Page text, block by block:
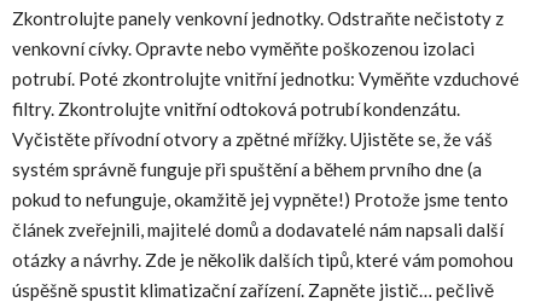
Zkontrolujte panely venkovní jednotky. Odstraňte nečistoty z
venkovní cívky. Opravte nebo vyměňte poškozenou izolaci
potrubí. Poté zkontrolujte vnitřní jednotku: Vyměňte vzduchové
filtry. Zkontrolujte vnitřní odtoková potrubí kondenzátu.
Vyčistěte přívodní otvory a zpětné mřížky. Ujistěte se, že váš
systém správně funguje při spuštění a během prvního dne (a
pokud to nefunguje, okamžitě jej vypněte!) Protože jsme tento
článek zveřejnili, majitelé domů a dodavatelé nám napsali další
otázky a návrhy. Zde je několik dalších tipů, které vám pomohou
úspěšně spustit klimatizační zařízení. Zapněte jistič… pečlivě